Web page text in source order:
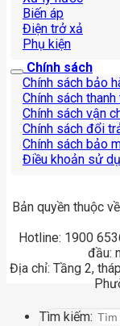
Biến áp
Điện trở xả
Phụ kiện
Chính sách
Chính sách bảo
Chính sách thanh
Chính sách vận
Chính sách đổi
Chính sách bảo
Điều khoản sử
Bản quyền thuộc
Hotline: 1900
đầu:
Địa chỉ: Tầng 2,
Tìm kiếm: